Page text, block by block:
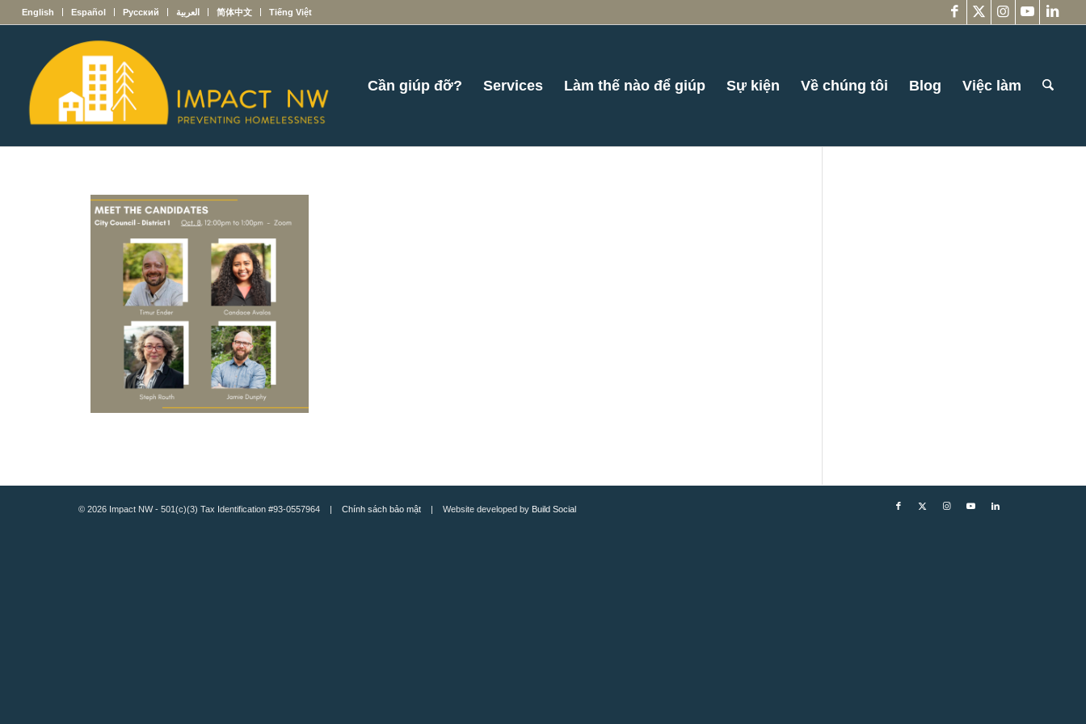
English Español Русский العربية 简体中文 Tiếng Việt
Cần giúp đỡ? Services Làm thế nào để giúp Sự kiện Về chúng tôi Blog Việc làm
© 2026 Impact NW - 501(c)(3) Tax Identification #93-0557964 |Chính sách bảo mật | Website developed by Build Social